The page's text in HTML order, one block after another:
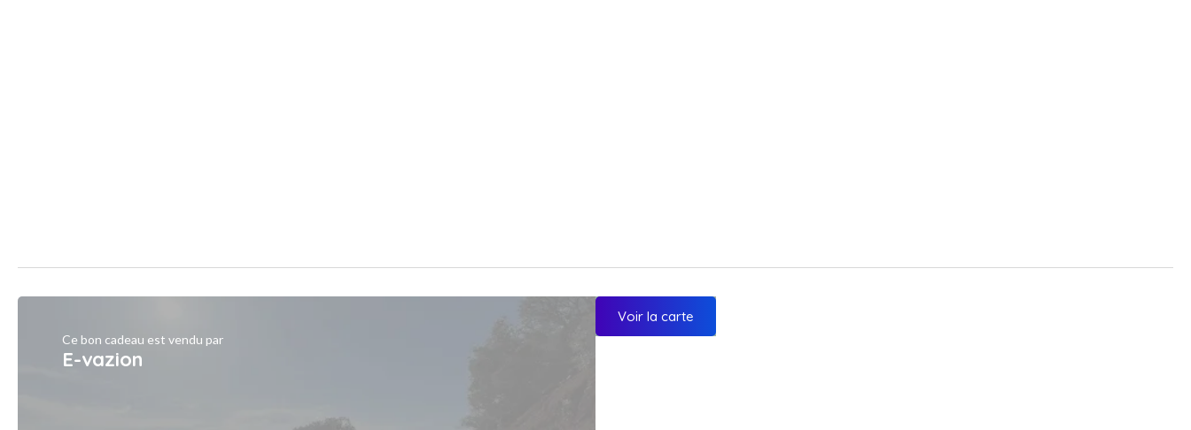
Ce bon cadeau est vendu par
E-vazion
Voir la carte